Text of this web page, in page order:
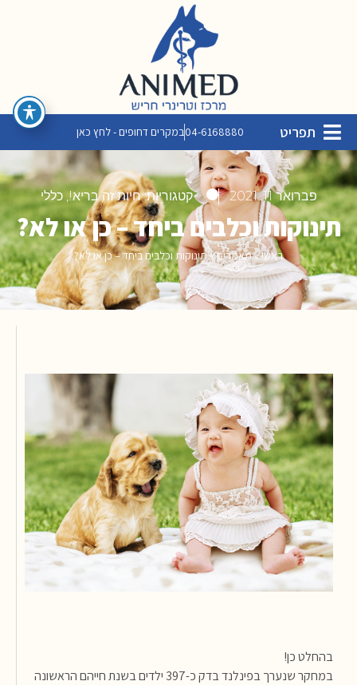
תפריט 04-6168880במקרים דחופים - לחץ כאן
פברואר 11, 2021 קטגוריות: חיות זה בריא!, כללי
תינוקות וכלבים ביחד – כן או לא?
ראשי»מאמרים»תינוקות וכלבים ביחד – כן או לא?
בהחלט כן!
במחקר שנערך בפינלנד בדק כ-397 ילדים בשנת חייהם הראשונה